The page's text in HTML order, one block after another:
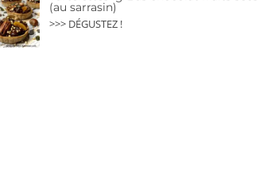
(au sarrasin)
>>> DÉGUSTEZ !